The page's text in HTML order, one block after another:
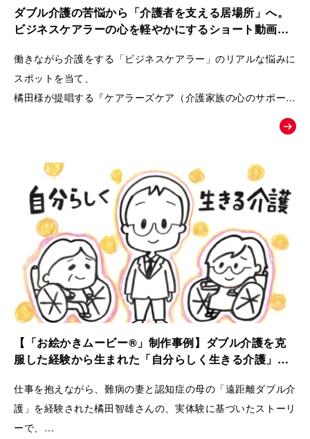
ダブル介護の苦悩から「介護者を支える居場所」へ。
ビジネスケアラーの心を軽やかにするショート動画｜
働きながら介護をする「ビジネスケアラー」のリアルな悩みに
スポットを当て、
橘田様が提唱する『ケアラーズケア（介護家族の心のサポート
ルーム）』への相談へと温かく背中を押す、課題解決型の紹介
【「お絵かきムービー®」制作事例】ダブル介護を克
服した経験から生まれた「自分らしく生きる介護」ス
仕事を抱えながら、難病の妻と認知症の母の「遠距離ダブル介
護」を経験された橘田智雄さんの、実体験に基づいたストーリ
ーで、